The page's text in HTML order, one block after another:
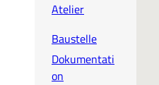
Atelier
Baustelle
Dokumentati
on